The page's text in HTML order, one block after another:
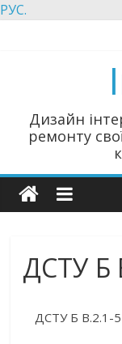
РУС.
Дизайн
ремонту
ДСТУ Б
ДСТУ Б В.2.1-